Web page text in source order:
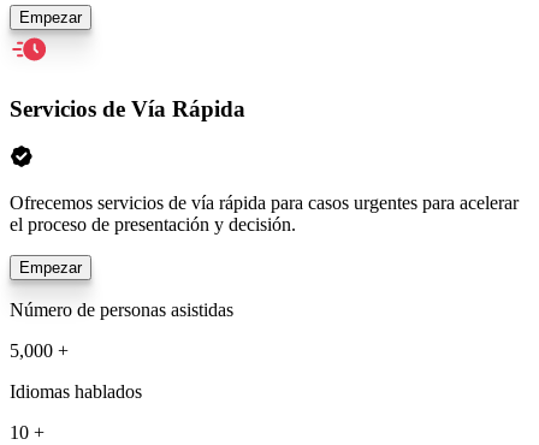
Empezar
Servicios de Vía Rápida
Ofrecemos servicios de vía rápida para casos urgentes para acelerar
el proceso de presentación y decisión.
Empezar
Número de personas asistidas
5,000 +
Idiomas hablados
10 +